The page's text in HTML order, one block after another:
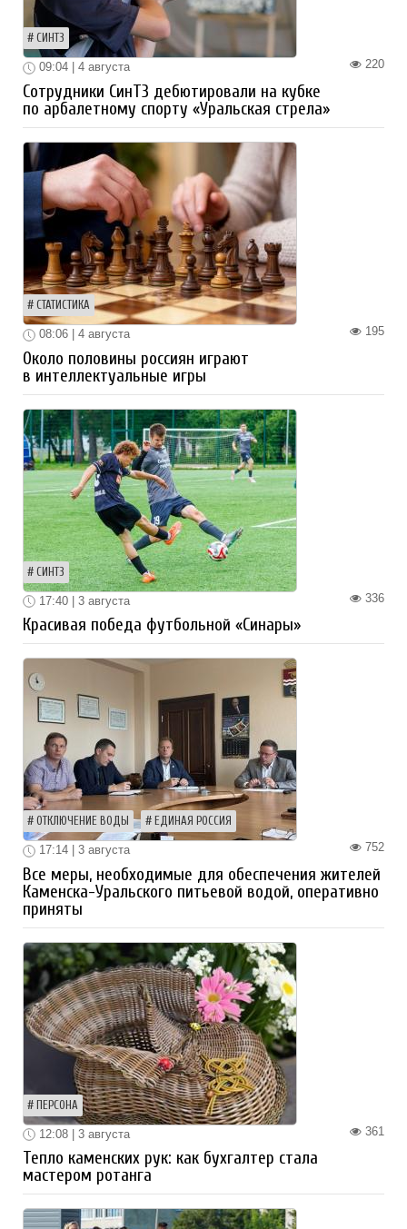
СИНТЗ
220
09:04 | 4 августа
Сотрудники СинТЗ дебютировали на кубке
по арбалетному спорту «Уральская стрела»
СТАТИСТИКА
195
08:06 | 4 августа
Около половины россиян играют
в интеллектуальные игры
СИНТЗ
336
17:40 | 3 августа
Красивая победа футбольной «Синары»
ОТКЛЮЧЕНИЕ ВОДЫ ЕДИНАЯ РОССИЯ
752
17:14 | 3 августа
Все меры, необходимые для обеспечения жителей
Каменска-Уральского питьевой водой, оперативно
приняты
ПЕРСОНА
361
12:08 | 3 августа
Тепло каменских рук: как бухгалтер стала
мастером ротанга